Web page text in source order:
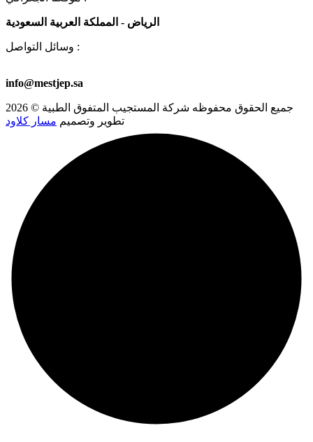
الرياض - المملكة العربية السعودية
وسائل التواصل :
info@mestjep.sa
جميع الحقوق محفوظه شركة المستجيب المتفوق الطبية © 2026
تطوير وتصميم مسار كلاود